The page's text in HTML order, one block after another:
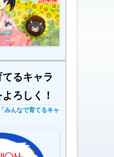
てるキャラ
ろしく！
「みんなで育てるキャ